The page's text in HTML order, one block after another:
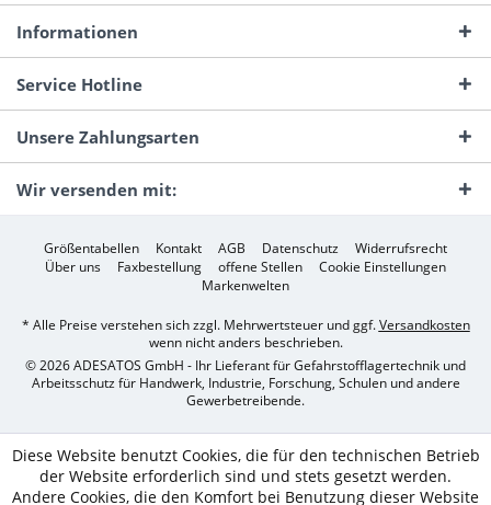
Informationen
Service Hotline
Unsere Zahlungsarten
Wir versenden mit:
Größentabellen Kontakt AGB Datenschutz
Widerrufsrecht
Über uns
Faxbestellung offene Stellen
Cookie Einstellungen
Markenwelten
* Alle Preise verstehen sich zzgl. Mehrwertsteuer und ggf.Versandkosten
wenn nicht anders beschrieben.
© 2026 ADESATOS GmbH - Ihr Lieferant für Gefahrstofflagertechnik und
Arbeitsschutz für Handwerk, Industrie, Forschung, Schulen und andere
Gewerbetreibende.
Diese Website benutzt Cookies, die für den technischen Betrieb
der Website erforderlich sind und stets gesetzt werden.
Andere Cookies, die den Komfort bei Benutzung dieser Website